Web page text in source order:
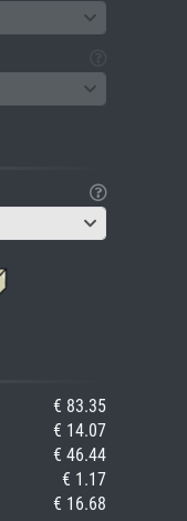
€ 83.35
€ 14.07
€ 46.44
€ 1.17
€ 16.68